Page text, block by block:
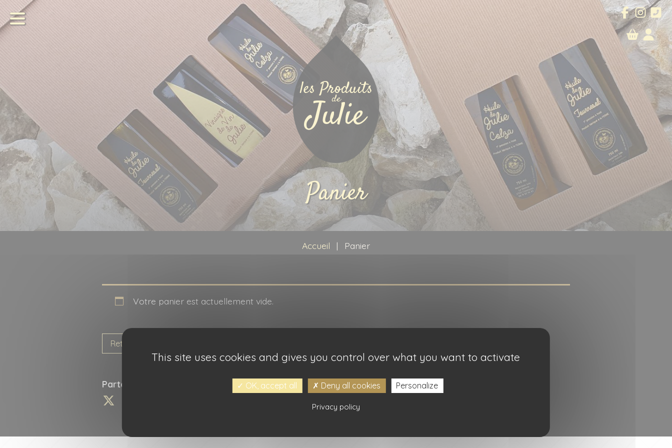
les Produits
de
Julie
Notre exploitation
Commander
Idées recette
les Produits
de
Julie
Panier
Accueil | Panier
Votre panier est actuellement vide.
Retour à la boutique
Partagez cette information :
This site uses cookies and gives you control over what you want to activate
OK, accept all Deny all cookies Personalize
Privacy policy